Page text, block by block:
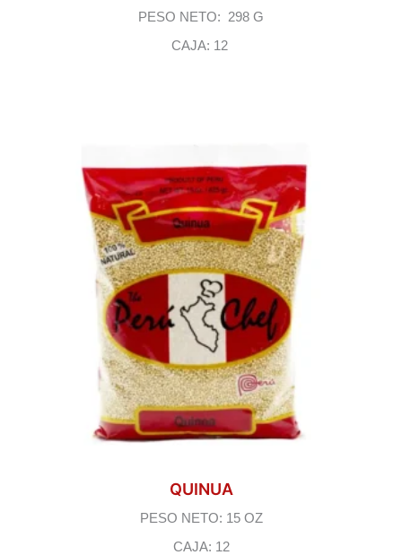
PESO NETO: 298 G
CAJA: 12
QUINUA
PESO NETO: 15 OZ
CAJA: 12